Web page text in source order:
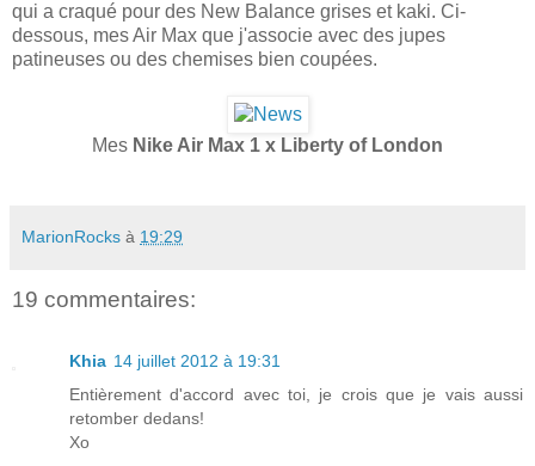
qui a craqué pour des New Balance grises et kaki. Ci-
dessous, mes Air Max que j'associe avec des jupes
patineuses ou des chemises bien coupées.
Mes Nike Air Max 1 x Liberty of London
MarionRocks à 19:29
19 commentaires:
Khia 14 juillet 2012 à 19:31
Entièrement d'accord avec toi, je crois que je vais aussi
retomber dedans!
Xo